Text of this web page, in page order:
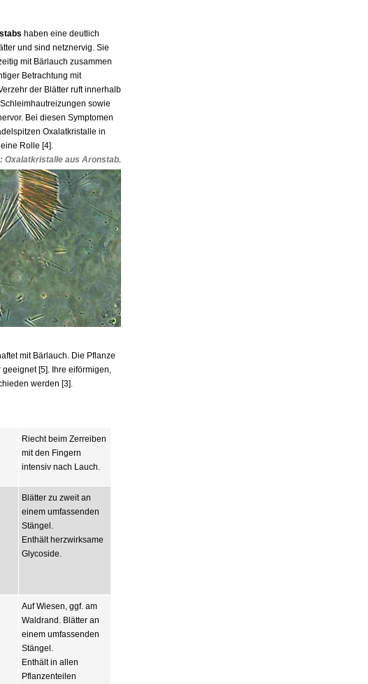
haben eine deutlich
und sind netznervig. Sie
mit Bärlauch zusammen
Betrachtung mit
der Blätter ruft innerhalb
sowie
Bei diesen Symptomen
Oxalatkristalle in
Rolle [4].
Oxalatkristalle aus Aronstab.
mit Bärlauch. Die Pflanze
[5]. Ihre eiförmigen,
werden [3].
Riecht beim Zerreiben
mit den Fingern
intensiv nach Lauch.
Blätter zu zweit an
einem umfassenden
Stängel.
Enthält herzwirksame
Glycoside.
Auf Wiesen, ggf. am
Waldrand. Blätter an
einem umfassenden
Stängel.
Enthält in allen
Pflanzenteilen